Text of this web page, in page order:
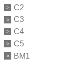
C2
C3
C4
C5
BM1